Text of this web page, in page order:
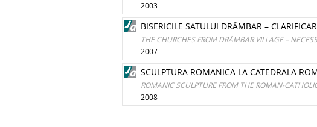
2003
BISERICILE SATULUI DRÂMBAR –
THE CHURCHES FROM DRÂMBAR VILLAGE –
2007
SCULPTURA ROMANICA LA CATEDRALA
ROMANIC SCULPTURE FROM THE ROMAN-
2008